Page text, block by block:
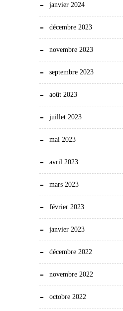
janvier 2024
décembre 2023
novembre 2023
septembre 2023
août 2023
juillet 2023
mai 2023
avril 2023
mars 2023
février 2023
janvier 2023
décembre 2022
novembre 2022
octobre 2022